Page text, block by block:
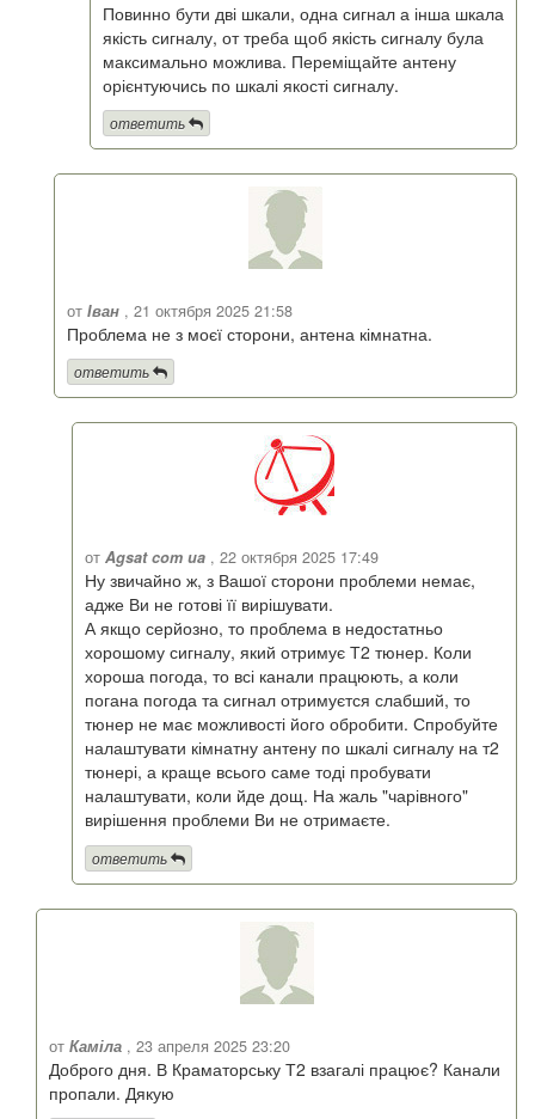
Повинно бути дві шкали, одна сигнал а інша шкала
якість сигналу, от треба щоб якість сигналу була
максимально можлива. Переміщайте антену
орієнтуючись по шкалі якості сигналу.
ответить
от Іван , 21 октября 2025 21:58
Проблема не з моєї сторони, антена кімнатна.
ответить
от Agsat com ua , 22 октября 2025 17:49
Ну звичайно ж, з Вашої сторони проблеми немає,
адже Ви не готові її вирішувати.
А якщо серйозно, то проблема в недостатньо
хорошому сигналу, який отримує Т2 тюнер. Коли
хороша погода, то всі канали працюють, а коли
погана погода та сигнал отримуєтся слабший, то
тюнер не має можливості його обробити. Спробуйте
налаштувати кімнатну антену по шкалі сигналу на т2
тюнері, а краще всього саме тоді пробувати
налаштувати, коли йде дощ. На жаль "чарівного"
вирішення проблеми Ви не отримаєте.
ответить
от Каміла , 23 апреля 2025 23:20
Доброго дня. В Краматорську Т2 взагалі працює? Канали
пропали. Дякую